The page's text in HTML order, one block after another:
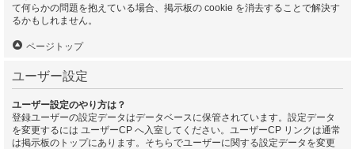
て何らかの問題を抱えている場合、掲示板の cookie を消去することで解決す
るかもしれません。
ページトップ
ユーザー設定
ユーザー設定のやり方は？
登録ユーザーの設定データはデータベースに保管されています。設定データ
を変更するには ユーザーCP へ入室してください。ユーザーCP リンクは通常
は掲示板のトップにあります。そちらでユーザーに関する設定データを変更